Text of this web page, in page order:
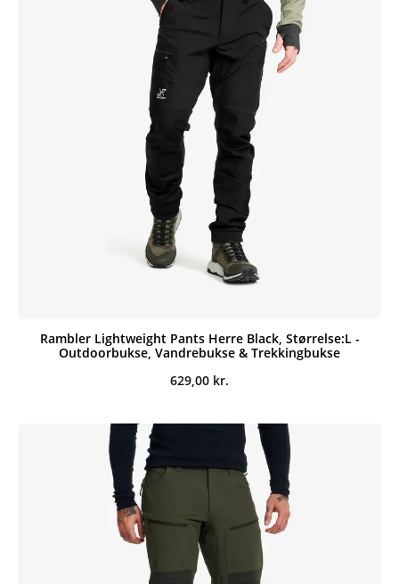
Rambler Lightweight Pants Herre Black, Størrelse:L -
Outdoorbukse, Vandrebukse & Trekkingbukse
629,00 kr.